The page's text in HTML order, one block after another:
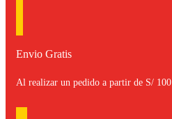
Envio Gratis
Al realizar un pedido a partir de S/ 100